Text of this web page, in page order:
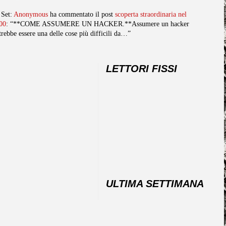
Anonymous ha commentato il post scoperta straordinaria nel
: “**COME ASSUMERE UN HACKER.**Assumere un hacker
essere una delle cose più difficili da…”
LETTORI FISSI
ULTIMA SETTIMANA